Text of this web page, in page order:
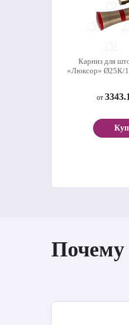
Карниз для
«Люксор» Ø25К/
от
Почему